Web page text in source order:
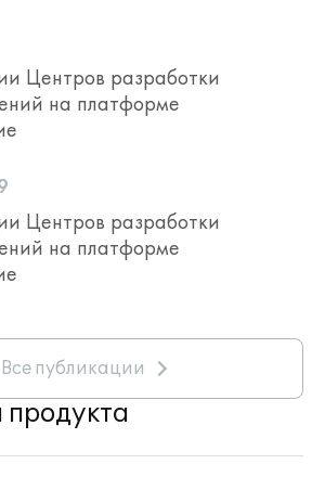
Центров разработки
на платформе
Центров разработки
на платформе
Все публикации